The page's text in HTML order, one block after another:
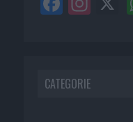
CATEGORIE